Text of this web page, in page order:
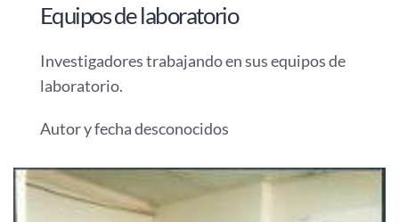
Equipos de laboratorio
Investigadores trabajando en sus equipos de
laboratorio.
Autor y fecha desconocidos